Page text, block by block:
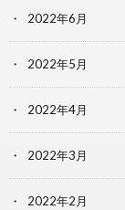
2022年6月
2022年5月
2022年4月
2022年3月
2022年2月